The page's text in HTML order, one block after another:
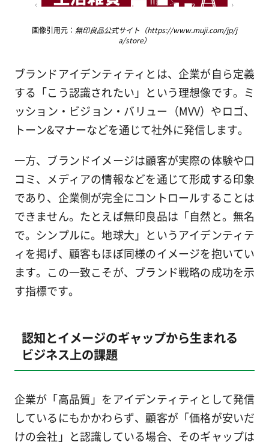
画像引用元： 無印良品公式サイト（https://www.muji.com/jp/j
a/store）
ブランドアイデンティティとは、企業が自ら定義
する「こう認識されたい」という理想像です。ミ
ッション・ビジョン・バリュー（MVV）やロゴ、
トーン&マナーなどを通じて社外に発信します。
一方、ブランドイメージは顧客が実際の体験や口
コミ、メディアの情報などを通じて形成する印象
であり、企業側が完全にコントロールすることは
できません。たとえば無印良品は「自然と。無名
で。シンプルに。地球大」というアイデンティテ
ィを掲げ、顧客もほぼ同様のイメージを抱いてい
ます。この一致こそが、ブランド戦略の成功を示
す指標です。
認知とイメージのギャップから生まれる
ビジネス上の課題
企業が「高品質」をアイデンティティとして発信
しているにもかかわらず、顧客が「価格が安いだ
けの会社」と認識している場合、そのギャップは